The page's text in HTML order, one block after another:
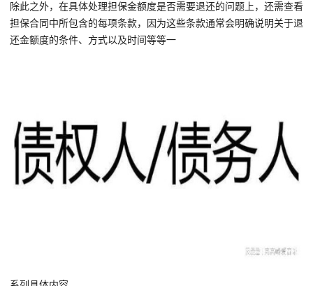
除此之外，在具体处理担保金额度是否需要退还的问题上，还需查看
担保合同中所包含的每项条款，因为这些条款通常会明确说明关于退
还金额度的条件、方式以及时间等等一